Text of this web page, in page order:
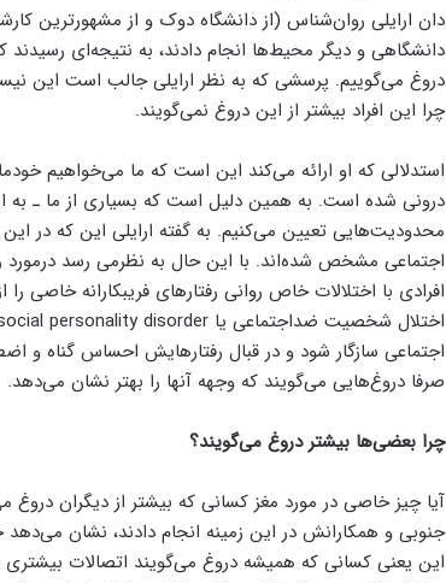
دان ارایلی روان‌شناس (از دانشگاه دوک و از مشهورترین
دانشگاهی و دیگر محیط‌ها انجام دادند، به نتیجه‌ای
دروغ می‌گوییم. پرسشی که به نظر ارایلی جالب است این
چرا این افراد بیشتر از این دروغ نمی‌گویند.
استدلالی که او ارائه می‌کند این است که ما می‌خواهیم
درونی شده است. به همین دلیل است که بسیاری از ما ـ به
محدودیت‌هایی تعیین می‌کنیم. به گفته ارایلی این که در
اجتماعی مشخص شده‌اند. با این حال به نظرمی رسد درمورد
افرادی با اختلالات خاص روانی رفتارهای فریبکارانه خاصی
اجتماعی سازگار شود و در قبال رفتارهایش احساس گناه و
صرفا دروغ‌هایی می‌گویند که وجهه آنها را بهتر نشان می‌دهد.
چرا بعضی‌ها بیشتر دروغ می‌گویند؟
آیا چیز خاصی در مورد مغز کسانی که بیشتر از دیگران دروغ
این یعنی کسانی که همیشه دروغ می‌گویند اتصالات بیشتری